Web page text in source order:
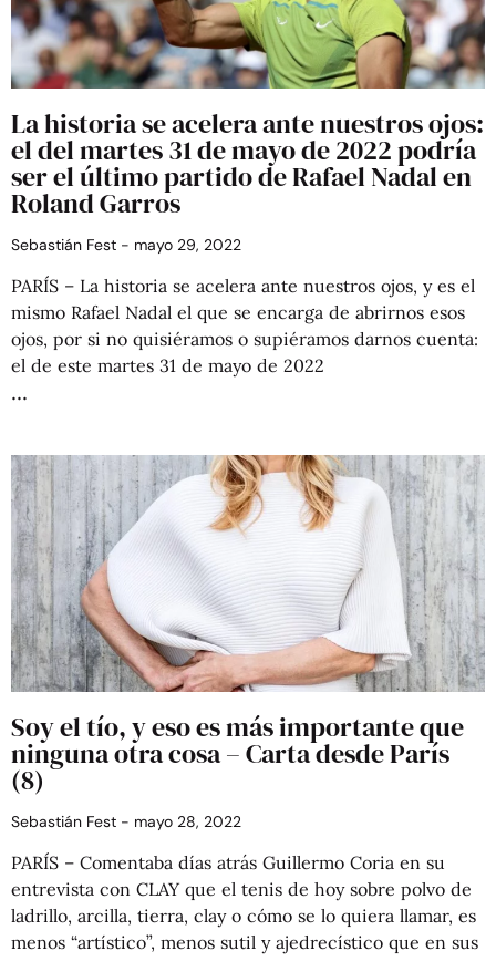
La historia se acelera ante nuestros ojos:
el del martes 31 de mayo de 2022 podría
ser el último partido de Rafael Nadal en
Roland Garros
Sebastián Fest mayo 29, 2022
PARÍS – La historia se acelera ante nuestros ojos, y es el
mismo Rafael Nadal el que se encarga de abrirnos esos
ojos, por si no quisiéramos o supiéramos darnos cuenta:
el de este martes 31 de mayo de 2022
Soy el tío, y eso es más importante que
ninguna otra cosa – Carta desde París
(8)
Sebastián Fest mayo 28, 2022
PARÍS – Comentaba días atrás Guillermo Coria en su
entrevista con CLAY que el tenis de hoy sobre polvo de
ladrillo, arcilla, tierra, clay o cómo se lo quiera llamar, es
menos “artístico”, menos sutil y ajedrecístico que en sus